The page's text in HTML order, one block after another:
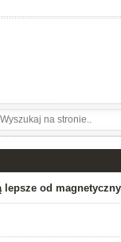
lepsze od